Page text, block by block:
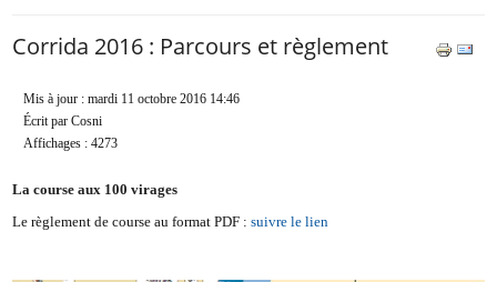
Corrida 2016 : Parcours et règlement
Mis à jour : mardi 11 octobre 2016 14:46
Écrit par Cosni
Affichages : 4273
La course aux 100 virages
Le règlement de course au format PDF :suivre le lien